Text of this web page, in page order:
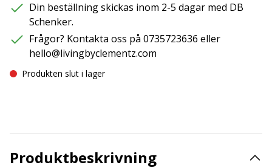
Din beställning skickas inom 2-5 dagar med DB
Schenker.
Frågor? Kontakta oss på 0735723636 eller
hello@livingbyclementz.com
Produkten slut i lager
Produktbeskrivning